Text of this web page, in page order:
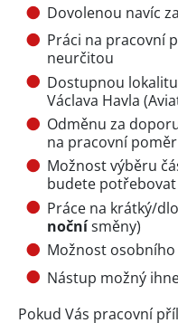
Dovolenou navíc
Práci na pracovní
neurčitou
Dostupnou
Václava Havla
Odměnu za
na pracovní poměr
Možnost výběru
budete potřebovat
Práce na krátký/
nočnísměny)
Možnost
Nástup možný
Pokud Vás pracovní